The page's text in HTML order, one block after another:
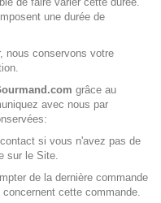
une durée de
nous conservons votre
grâce au
avec nous par
si vous n'avez pas de
sur le Site.
de la dernière commande
cette commande.